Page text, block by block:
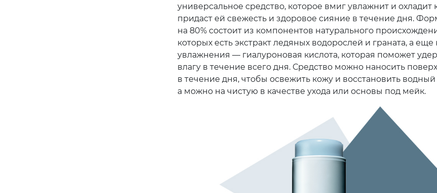
универсальное средство, которое вмиг увлажнит и охладит
придаст ей свежесть и здоровое сияние в течение дня.
на 80% состоит из компонентов натурального
которых есть экстракт ледяных водорослей и граната, а еще
увлажнения — гиалуроновая кислота, которая поможет
влагу в течение всего дня. Средство можно наносить
в течение дня, чтобы освежить кожу и восстановить водный
а можно на чистую в качестве ухода или основы под мейк.